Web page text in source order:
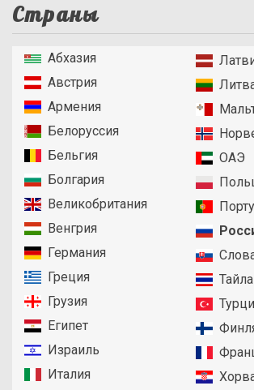
Страны
Абхазия
Австрия
Армения
Белоруссия
Бельгия
Болгария
Великобритания
Венгрия
Германия
Греция
Грузия
Египет
Израиль
Италия
ОАЭ